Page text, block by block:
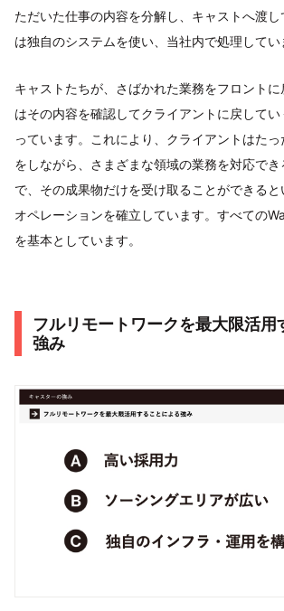
ただいた仕事の内容を分解し、キャストへ渡し
は独自のシステムを使い、当社内で処理してい
キャストたちが、さばかれた業務をフロントに
はその内容を確認してクライアントに戻してい
っています。これにより、クライアントはた
をしながら、さまざまな領域の業務を対応で
で、その成果物だけを受け取ることができる
オペレーションを確立しています。すべての
を基本としています。
フルリモートワークを最大限活用
強み